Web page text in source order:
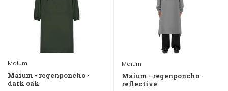
Maium
Maium - regenponcho -
dark oak
Maium
Maium - regenponcho -
reflective